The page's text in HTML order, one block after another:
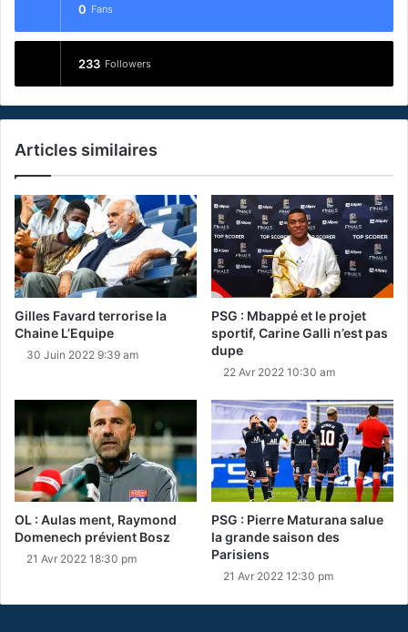
0 Fans
233 Followers
Articles similaires
Gilles Favard terrorise la
Chaine L’Equipe
30 Juin 2022 9:39 am
PSG : Mbappé et le projet
sportif, Carine Galli n’est pas
dupe
22 Avr 2022 10:30 am
OL : Aulas ment, Raymond
Domenech prévient Bosz
21 Avr 2022 18:30 pm
PSG : Pierre Maturana salue
la grande saison des
Parisiens
21 Avr 2022 12:30 pm